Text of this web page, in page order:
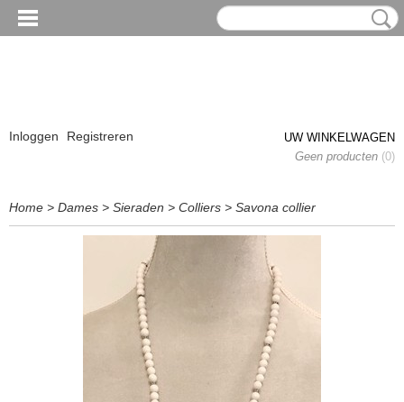
Inloggen Registreren
UW WINKELWAGEN
Geen producten (0)
Home > Dames > Sieraden > Colliers > Savona collier